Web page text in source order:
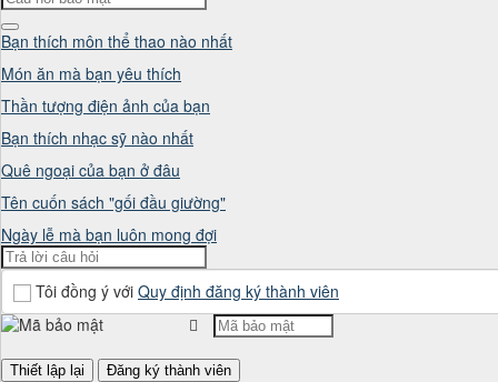
Bạn thích môn thể thao nào nhất
Món ăn mà bạn yêu thích
Thần tượng điện ảnh của bạn
Bạn thích nhạc sỹ nào nhất
Quê ngoại của bạn ở đâu
Tên cuốn sách "gối đầu giường"
Ngày lễ mà bạn luôn mong đợi
Tôi đồng ý với Quy định đăng ký thành viên